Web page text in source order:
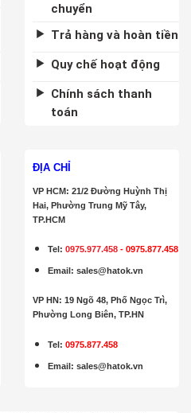
chuyển
Trả hàng và hoàn tiền
Quy chế hoạt động
Chính sách thanh
toán
ĐỊA CHỈ
VP HCM: 21/2 Đường Huỳnh Thị
Hai, Phường Trung Mỹ Tây,
TP.HCM
Tel:0975.977.458 -0975.877.458
Email:sales@hatok.vn
VP HN: 19 Ngõ 48, Phố Ngọc Trì,
Phường Long Biên, TP.HN
Tel: 0975.877.458
Email:sales@hatok.vn